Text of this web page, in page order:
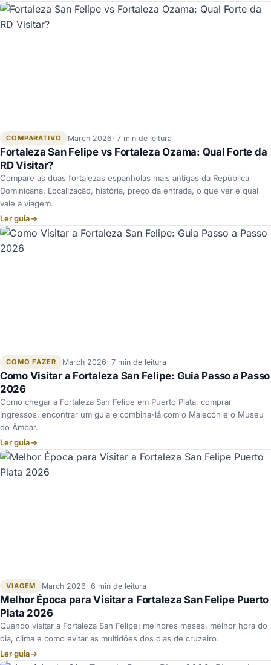
COMPARATIVO March 2026 7 min de leitura
Fortaleza San Felipe vs Fortaleza Ozama: Qual Forte da
RD Visitar?
Compare as duas fortalezas espanholas mais antigas da República
Dominicana. Localização, história, preço da entrada, o que ver e qual
vale a viagem.
Ler guia→
COMO FAZER March 2026 7 min de leitura
Como Visitar a Fortaleza San Felipe: Guia Passo a Passo
2026
Como chegar a Fortaleza San Felipe em Puerto Plata, comprar
ingressos, encontrar um guia e combina-lá com o Malecón e o Museu
do Âmbar.
Ler guia→
VIAGEM March 2026 6 min de leitura
Melhor Época para Visitar a Fortaleza San Felipe Puerto
Plata 2026
Quando visitar a Fortaleza San Felipe: melhores meses, melhor hora do
dia, clima e como evitar as multidões dos dias de cruzeiro.
Ler guia→